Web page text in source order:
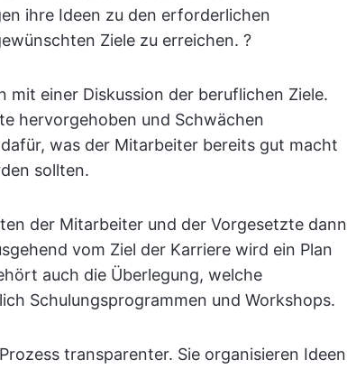
ihre Ideen zu den erforderlichen
Ziele zu erreichen. ?
mit einer Diskussion der beruflichen Ziele.
hervorgehoben und Schwächen
was der Mitarbeiter bereits gut macht
sollten.
der Mitarbeiter und der Vorgesetzte dann
vom Ziel der Karriere wird ein Plan
auch die Überlegung, welche
Schulungsprogrammen und Workshops.
transparenter. Sie organisieren Ideen